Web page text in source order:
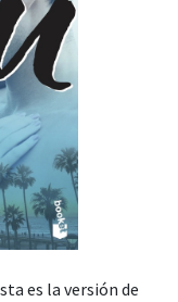
es la versión de